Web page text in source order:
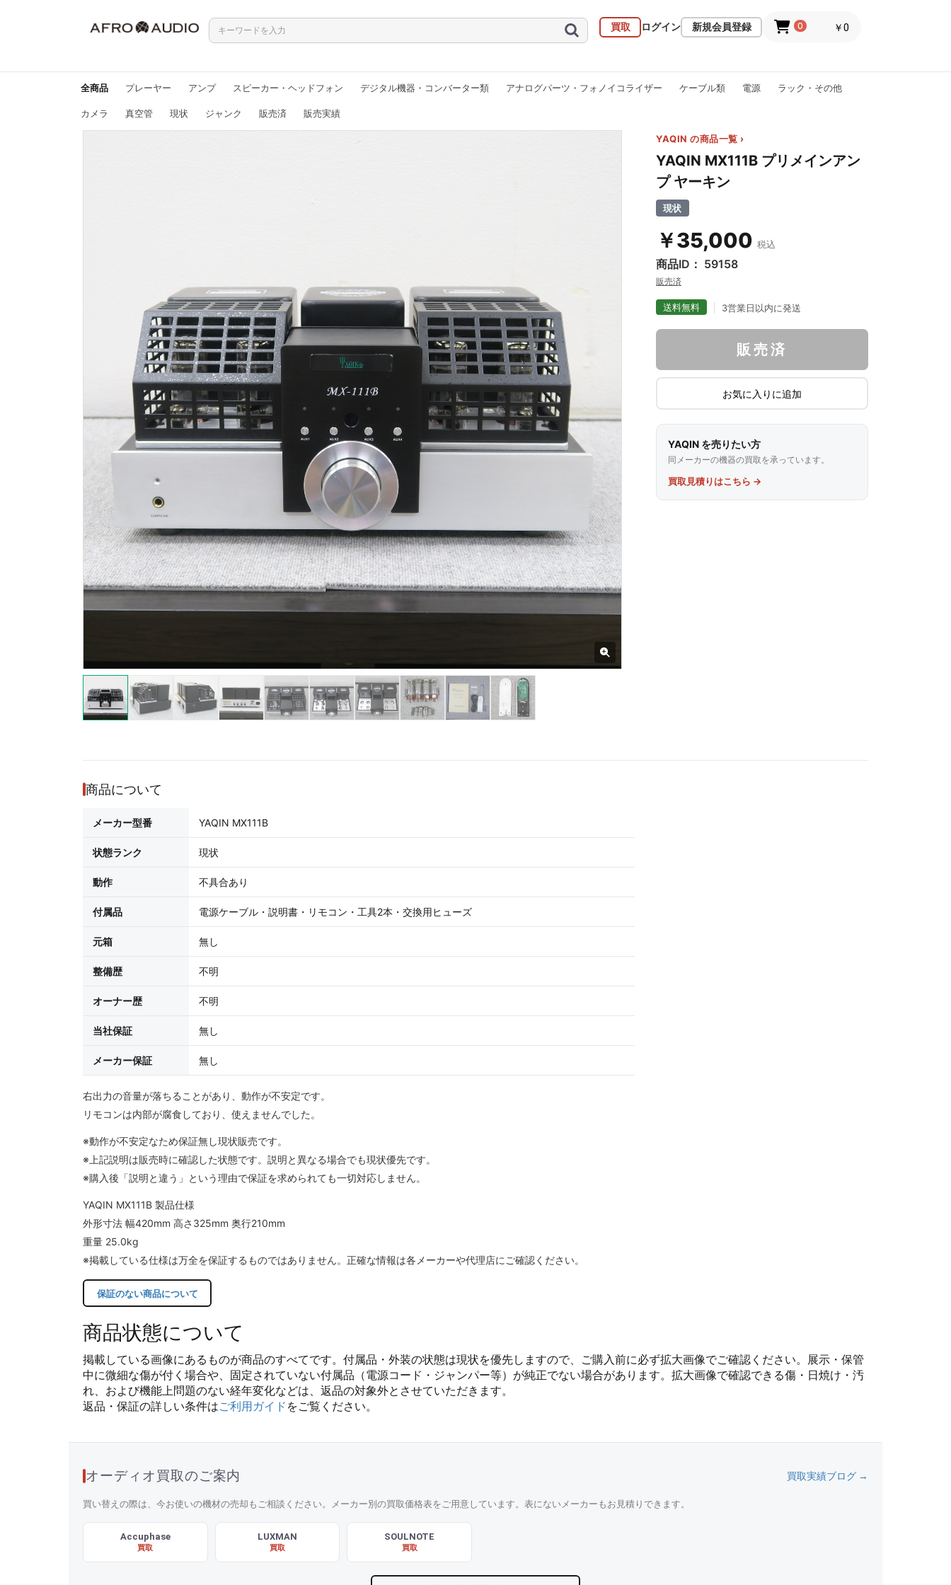
買取 ログイン 新規会員登録 0 ￥0
全商品 プレーヤー アンプ スピーカー・ヘッドフォン デジタル機器・コンバーター類 アナログパーツ・フォノイコライザー ケーブル類 電源 ラック・その他
カメラ 真空管 現状 ジャンク 販売済 販売実績
YAQIN の商品一覧 ›
YAQIN MX111B プリメインアン
プ ヤーキン
現状
￥35,000 税込
商品ID： 59158
販売済
送料無料 3営業日以内に発送
販売済
お気に入りに追加
YAQIN を売りたい方
同メーカーの機器の買取を承っています。
買取見積りはこちら →
商品について
メーカー型番 YAQIN MX111B
状態ランク 現状
動作 不具合あり
付属品 電源ケーブル・説明書・リモコン・工具2本・交換用ヒューズ
元箱 無し
整備歴 不明
オーナー歴 不明
当社保証 無し
メーカー保証 無し
右出力の音量が落ちることがあり、動作が不安定です。
リモコンは内部が腐食しており、使えませんでした。
※動作が不安定なため保証無し現状販売です。
※上記説明は販売時に確認した状態です。説明と異なる場合でも現状優先です。
※購入後「説明と違う」という理由で保証を求められても一切対応しません。
YAQIN MX111B 製品仕様
外形寸法 幅420mm 高さ325mm 奥行210mm
重量 25.0kg
※掲載している仕様は万全を保証するものではありません。正確な情報は各メーカーや代理店にご確認ください。
保証のない商品について
商品状態について
掲載している画像にあるものが商品のすべてです。付属品・外装の状態は現状を優先しますので、ご購入前に必ず拡大画像でご確認ください。展示・保管
中に微細な傷が付く場合や、固定されていない付属品（電源コード・ジャンパー等）が純正でない場合があります。拡大画像で確認できる傷・日焼け・汚
れ、および機能上問題のない経年変化などは、返品の対象外とさせていただきます。
返品・保証の詳しい条件はご利用ガイド をご覧ください。
オーディオ買取のご案内 買取実績ブログ →
買い替えの際は、今お使いの機材の売却もご相談ください。メーカー別の買取価格表をご用意しています。表にないメーカーもお見積りできます。
Accuphase
買取
LUXMAN
買取
SOULNOTE
買取